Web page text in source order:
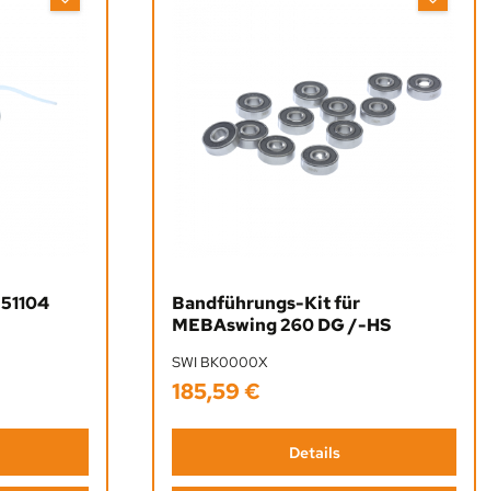
Axial-Rillenkugellager 51104
Bandführungs-Kit für
MEBAswing 260 DG /-HS
SWI BK0000X
Regulärer Preis:
185,59 €
Details